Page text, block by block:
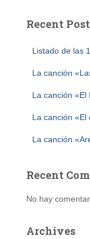
Recent
Listado de las
La canción
La canción «El
La canción «El
La canción
Recent
No hay
Archives